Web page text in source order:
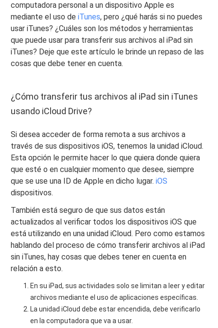
computadora personal a un dispositivo Apple es
mediante el uso de iTunes, pero ¿qué harás si no puedes
usar iTunes? ¿Cuáles son los métodos y herramientas
que puede usar para transferir sus archivos al iPad sin
iTunes? Deje que este artículo le brinde un repaso de las
cosas que debe tener en cuenta.
¿Cómo transferir tus archivos al iPad sin iTunes
usando iCloud Drive?
Si desea acceder de forma remota a sus archivos a
través de sus dispositivos iOS, tenemos la unidad iCloud.
Esta opción le permite hacer lo que quiera donde quiera
que esté o en cualquier momento que desee, siempre
que se use una ID de Apple en dicho lugar.iOS
dispositivos.
También está seguro de que sus datos están
actualizados al verificar todos los dispositivos iOS que
está utilizando en una unidad iCloud. Pero como estamos
hablando del proceso de cómo transferir archivos al iPad
sin iTunes, hay cosas que debes tener en cuenta en
relación a esto.
En su iPad, sus actividades solo se limitan a leer y editar
archivos mediante el uso de aplicaciones específicas.
La unidad iCloud debe estar encendida, debe verificarlo
en la computadora que va a usar.